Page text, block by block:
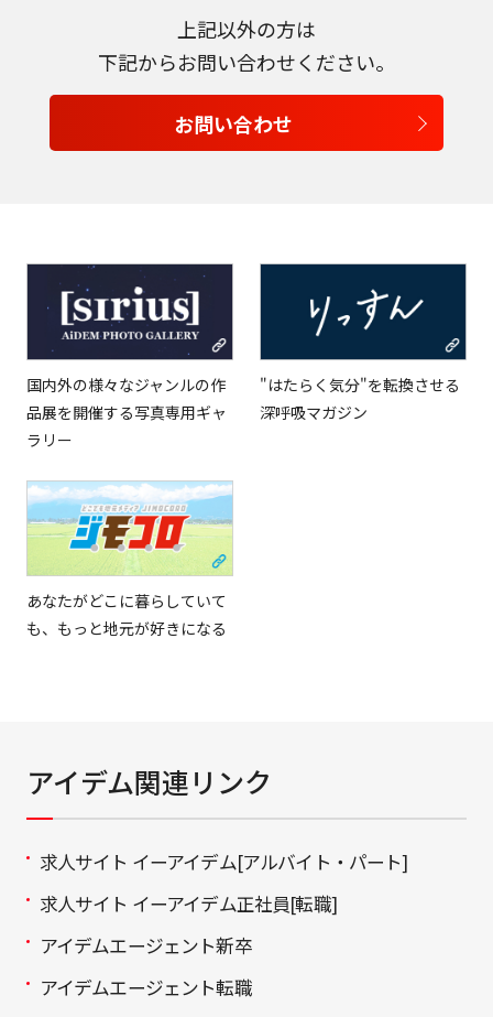
English
Tiếng Việt
上記以外の方は
下記からお問い合わせください。
お問い合わせ
国内外の様々なジャンルの作
品展を開催する写真専用ギャ
ラリー
"はたらく気分"を転換させる
深呼吸マガジン
あなたがどこに暮らしていて
も、もっと地元が好きになる
アイデム関連リンク
求人サイト イーアイデム[アルバイト・パート]
求人サイト イーアイデム正社員[転職]
アイデムエージェント新卒
アイデムエージェント転職